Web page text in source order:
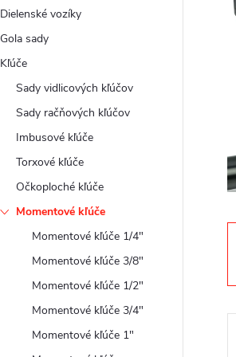
Dielenské vozíky
Gola sady
Kľúče
Sady vidlicových kľúčov
Sady račňových kľúčov
Imbusové kľúče
Torxové kľúče
Očkoploché kľúče
Momentové kľúče
Momentové kľúče 1/4"
Momentové kľúče 3/8"
Momentové kľúče 1/2"
Momentové kľúče 3/4"
Momentové kľúče 1"